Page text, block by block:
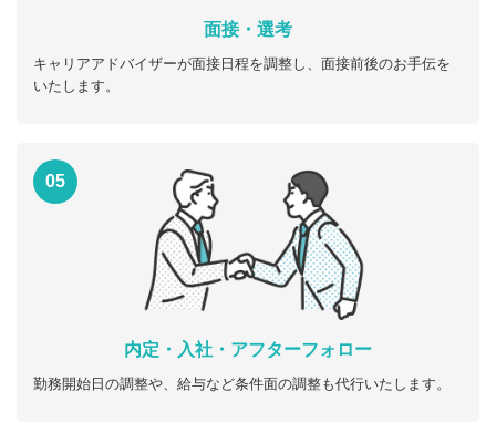
面接・選考
キャリアアドバイザーが面接日程を調整し、面接前後のお手伝を
いたします。
05
内定・入社・アフターフォロー
勤務開始日の調整や、給与など条件面の調整も代行いたします。